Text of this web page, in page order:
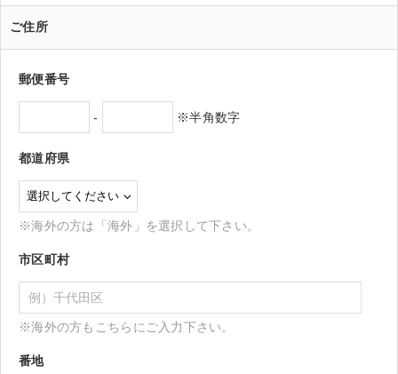
ご住所
郵便番号
- ※半角数字
都道府県
※海外の方は「海外」を選択して下さい。
市区町村
※海外の方もこちらにご入力下さい。
番地